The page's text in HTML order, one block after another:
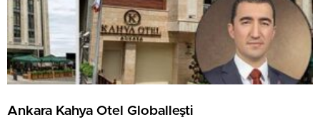
Ankara Kahya Otel Globalleşti